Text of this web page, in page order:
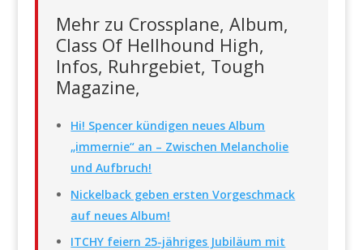
Mehr zu Crossplane, Album,
Class Of Hellhound High,
Infos, Ruhrgebiet, Tough
Magazine,
Hi! Spencer kündigen neues Album
„immernie“ an – Zwischen Melancholie
und Aufbruch!
Nickelback geben ersten Vorgeschmack
auf neues Album!
ITCHY feiern 25-jähriges Jubiläum mit